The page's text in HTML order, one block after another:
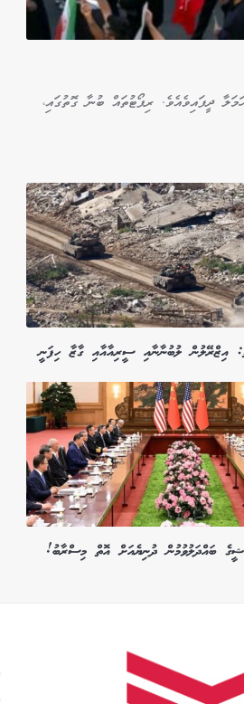
އަދި އިޒްރޭލުން އީރާނަށް 13،000 އަށްވުރެ ގިނަ ހަމަލާ ދީފައިވެއެވެ. ރިޕޯޓުތައް ބުނާ ގޮތުގައި،
އިޒްރޭލުން ލުބުނާނާއި ސީރިއާއާއި ގާޒާ ހިފަނީ
ބައްދަލުވުމުން ދުނިޔެއަށް އޮތް މިސްރާބު!